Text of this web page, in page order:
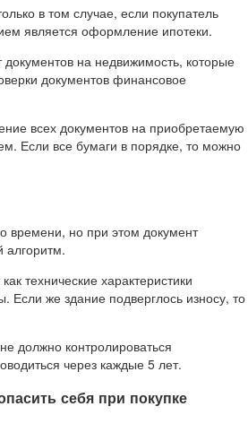
в том случае, если покупатель
является оформление ипотеки.
на недвижимость, которые
документов финансовое
всех документов на приобретаемую
Если все бумаги в порядке, то можно
времени, но при этом документ
алгоритм.
технические характеристики
же здание подверглось износу, то
должно контролироваться
через каждые 5 лет.
себя при покупке